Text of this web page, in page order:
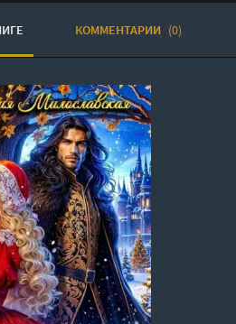
КОММЕНТАРИИ (0)